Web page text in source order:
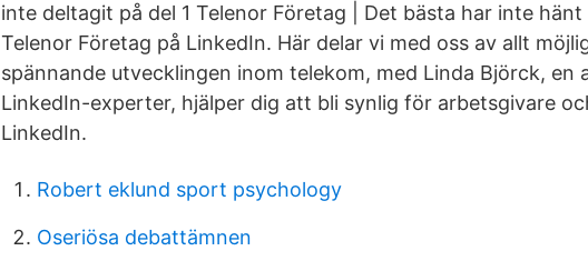
inte deltagit på del 1 Telenor Företag | Det bästa har inte
Telenor Företag på LinkedIn. Här delar vi med oss av allt
spännande utvecklingen inom telekom, med Linda Björck, en
LinkedIn-experter, hjälper dig att bli synlig för arbetsgivare
LinkedIn.
Robert eklund sport psychology
Oseriösa debattämnen